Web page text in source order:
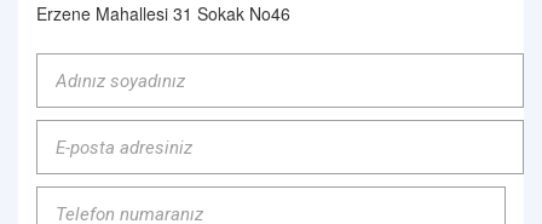
Erzene Mahallesi 31 Sokak No46